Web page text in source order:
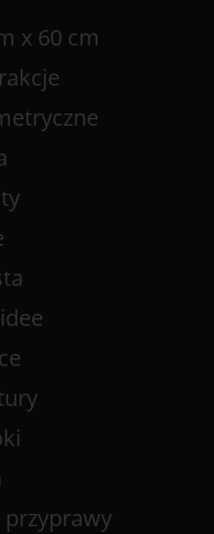
x 60 cm
przyprawy